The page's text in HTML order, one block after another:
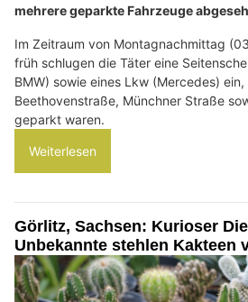
mehrere geparkte Fahrzeuge
Im Zeitraum von Montagnachmittag
früh schlugen die Täter eine
BMW) sowie eines Lkw (Mercedes)
Beethovenstraße, Münchner Straße
geparkt waren.
Weiterlesen
Görlitz, Sachsen: Kurioser
Unbekannte stehlen Kakteen